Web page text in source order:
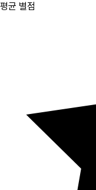
평균 별점